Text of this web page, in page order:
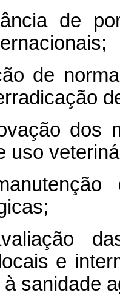
de
de
dos
uso
e
sanidade